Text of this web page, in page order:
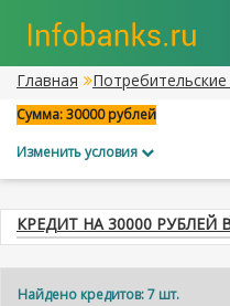
Главная
КРЕДИТ НА 30000
Сумма: 30000 рублей
Изменить условия
Найдено кредитов: 7 шт.